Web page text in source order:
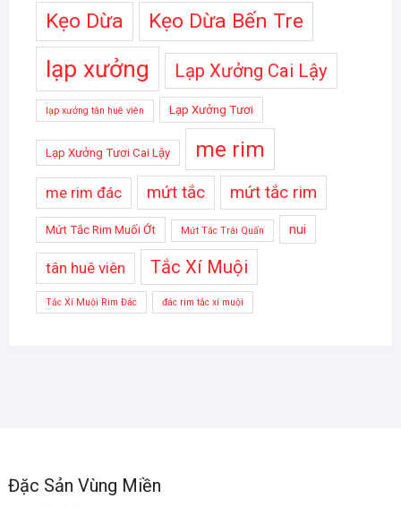
Kẹo Dừa Kẹo Dừa Bến Tre
lạp xưởng Lạp Xưởng Cai Lậy
lạp xưởng tân huê viên Lạp Xưởng Tươi
Lạp Xưởng Tươi Cai Lậy me rim
me rim đác mứt tắc mứt tắc rim
Mứt Tắc Rim Muối Ớt Mứt Tắc Trái Quấn nui
tân huê viên Tắc Xí Muội
Tắc Xí Muội Rim Đác đác rim tắc xí muội
Đặc Sản Vùng Miền